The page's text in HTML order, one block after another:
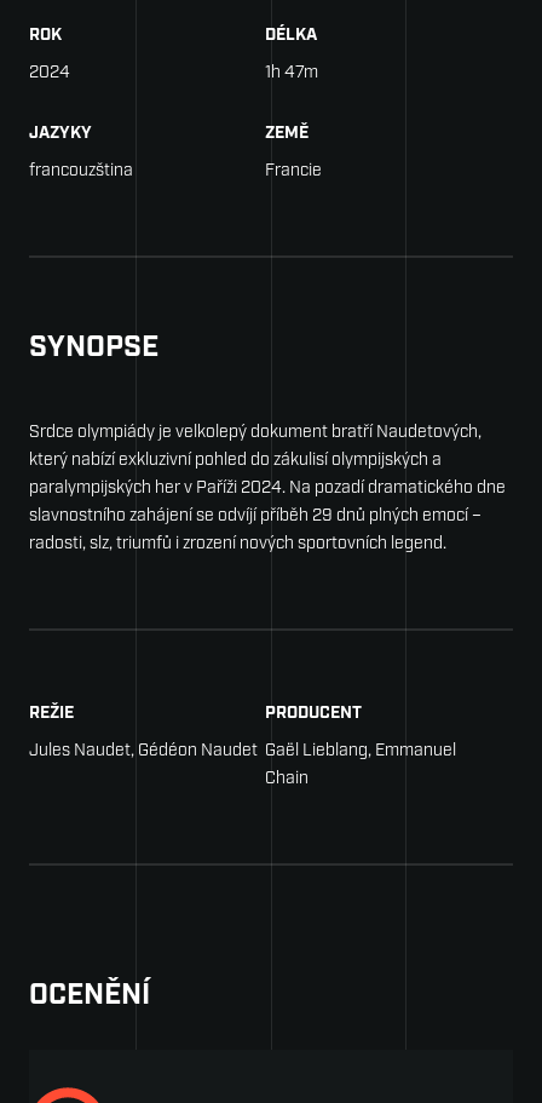
ROK
2024
DÉLKA
1h 47m
JAZYKY
francouzština
ZEMĚ
Francie
SYNOPSE
Srdce olympiády je velkolepý dokument bratří Naudetových,
který nabízí exkluzivní pohled do zákulisí olympijských a
paralympijských her v Paříži 2024. Na pozadí dramatického dne
slavnostního zahájení se odvíjí příběh 29 dnů plných emocí –
radosti, slz, triumfů i zrození nových sportovních legend.
REŽIE
Jules Naudet, Gédéon Naudet
PRODUCENT
Gaël Lieblang, Emmanuel
Chain
OCENĚNÍ